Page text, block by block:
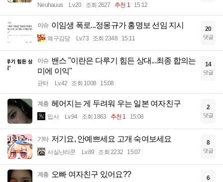
Neuhauus Lv.20 조회 2627 추천 1 15:12
이슈 이임생 폭로...정몽규가 홍명보 선임 지시
왜구김당 Lv.73 조회 2348 15:11
20
댓글
이슈 밴스 "이란은 다루기 힘든 상대...최종 합의는
미에 이익"
균터 Lv.42 조회 1008 15:08
14
댓글
계층 헤어지는 게 두려워 우는 일본 여자친구
입사 Lv.94 조회 1863 추천 1 15:08
2
댓글
기타 저기요, 안예쁘세요 고개 숙여보세요
사실난라쿤 Lv.89 조회 2232 15:07
8
댓글
계층 오빠 여자친구 있어요?? 6